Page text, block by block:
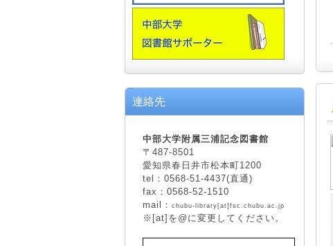
連絡先
中部大学附属三浦記念図書館
〒487-8501
愛知県春日井市松本町1200
tel：0568-51-4437(直通)
fax：0568-52-1510
mail： chubu-library[at]fsc.chubu.ac.jp
※[at]を@に変更してください。